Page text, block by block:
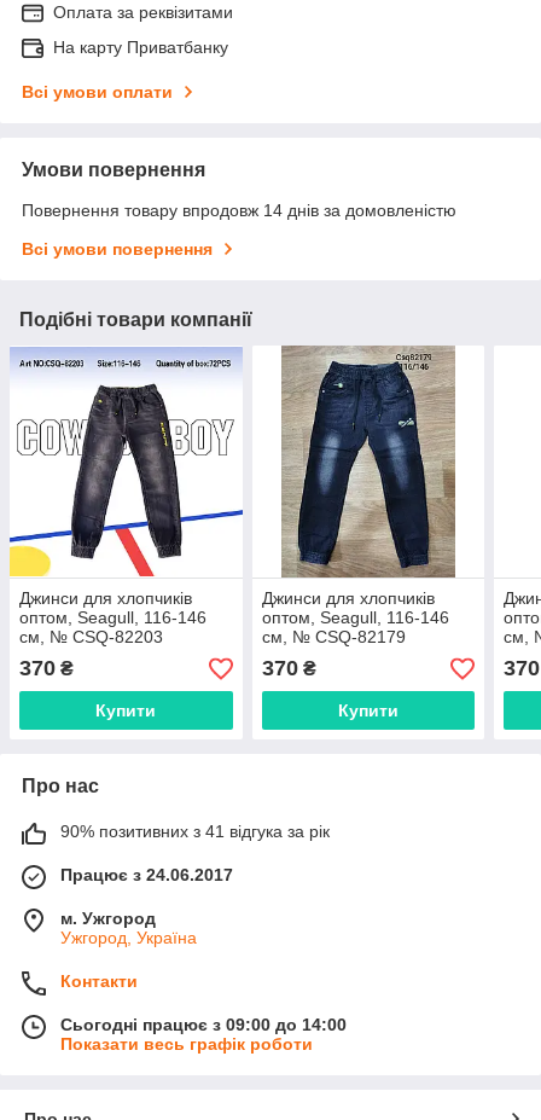
Оплата за реквізитами
На карту Приватбанку
Всі умови оплати
Умови повернення
Повернення товару впродовж 14 днів за домовленістю
Всі умови повернення
Подібні товари компанії
Джинси для хлопчиків
оптом, Seagull, 116-146
см, № CSQ-82203
370 ₴
Купити
Джинси для хлопчиків
оптом, Seagull, 116-146
см, № CSQ-82179
370₴
Купити
см,
370
Про нас
90% позитивних з 41 відгука за рік
Працює з 24.06.2017
м. Ужгород
Ужгород, Україна
Контакти
Сьогодні працює з 09:00 до 14:00
Показати весь графік роботи